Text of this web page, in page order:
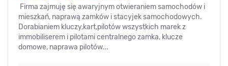
Firma zajmuję się awaryjnym otwieraniem samochodów i
mieszkań, naprawą zamków i stacyjek samochodowych.
Dorabianiem kluczy,kart,pilotów wszystkich marek z
immobiliserem i pilotami centralnego zamka, klucze
domowe, naprawa pilotów...